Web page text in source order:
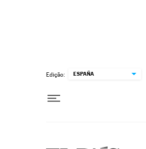
Edição: ESPAÑA